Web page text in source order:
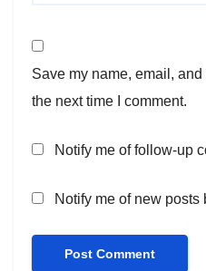
Save my name, email,
the next time I comment.
Notify me of follow-up
Notify me of new posts